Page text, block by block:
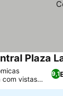
Plaza
9,1
com vistas